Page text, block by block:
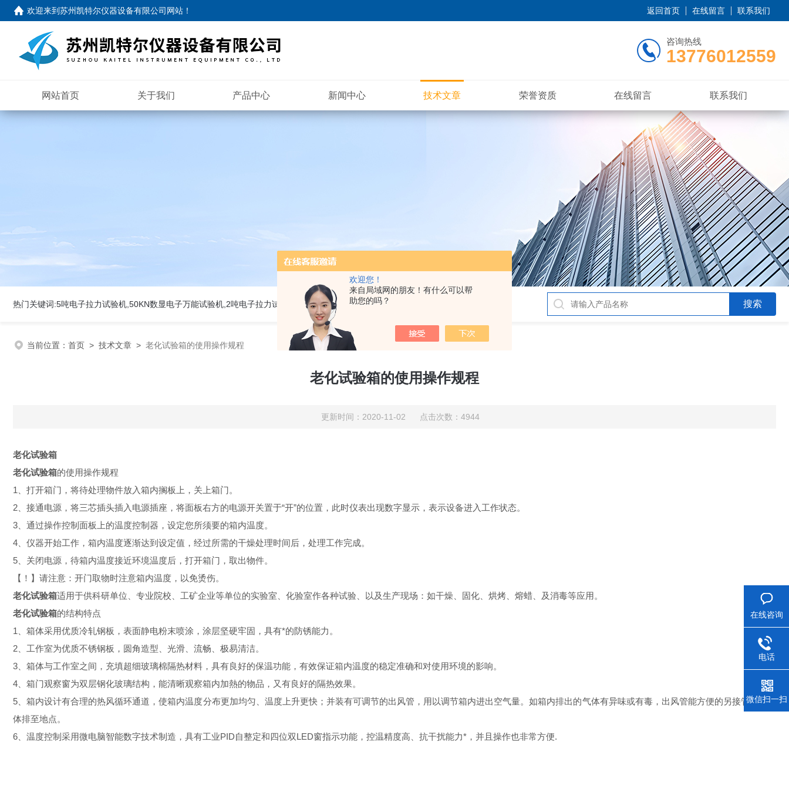
欢迎您！
来自局域网的朋友！有什么可以帮
助您的吗？
欢迎来到苏州凯特尔仪器设备有限公司网站！ 返回首页 在线留言 联系我们
咨询热线
13776012559
网站首页 关于我们 产品中心 新闻中心 技术文章 荣誉资质 在线留言 联系我们
当前位置： 首页 > 技术文章 > 老化试验箱的使用操作规程
老化试验箱的使用操作规程
更新时间：2020-11-02 点击次数：4944
老化试验箱
老化试验箱的使用操作规程
1、打开箱门，将待处理物件放入箱内搁板上，关上箱门。
2、接通电源，将三芯插头插入电源插座，将面板右方的电源开关置于“开”的位置，此时仪表出现数字显示，表示设备进入工作状态。
3、通过操作控制面板上的温度控制器，设定您所须要的箱内温度。
4、仪器开始工作，箱内温度逐渐达到设定值，经过所需的干燥处理时间后，处理工作完成。
5、关闭电源，待箱内温度接近环境温度后，打开箱门，取出物件。
【！】请注意：开门取物时注意箱内温度，以免烫伤。
老化试验箱适用于供科研单位、专业院校、工矿企业等单位的实验室、化验室作各种试验、以及生产现场：如干燥、固化、烘烤、熔蜡、及消毒等应用。
老化试验箱的结构特点
1、箱体采用优质冷轧钢板，表面静电粉末喷涂，涂层坚硬牢固，具有*的防锈能力。
2、工作室为优质不锈钢板，圆角造型、光滑、流畅、极易清洁。
3、箱体与工作室之间，充填超细玻璃棉隔热材料，具有良好的保温功能，有效保证箱内温度的稳定准确和对使用环境的影响。
4、箱门观察窗为双层钢化玻璃结构，能清晰观察箱内加熱的物品，又有良好的隔热效果。
5、箱内设计有合理的热风循环通道，使箱内温度分布更加均匀、温度上升更快；并装有可调节的出风管，用以调节箱内进出空气量。如箱内排出的气体有异味或有毒，出风管能方便的另接管道将气
体排至地点。
6、温度控制采用微电脑智能数字技术制造，具有工业PID自整定和四位双LED窗指示功能，控温精度高、抗干扰能力*，并且操作也非常方便.
在线咨询
电话
微信扫一扫